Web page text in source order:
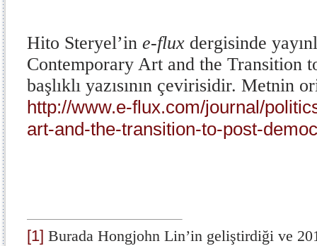
Hito Steryel’in e-flux dergisinde
Contemporary Art and the Transition
başlıklı yazısının çevirisidir. Metnin
http://www.e-flux.com/journal/
art-and-the-transition-to-post-
[1] Burada Hongjohn Lin’in geliştirdiği ve